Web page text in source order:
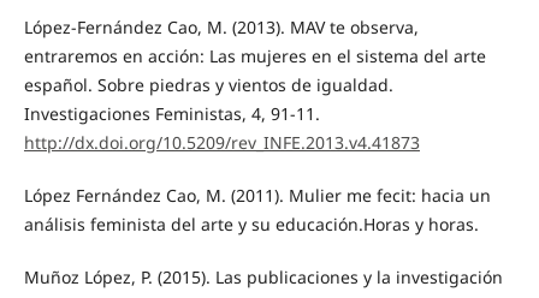
López-Fernández Cao, M. (2013). MAV te observa,
entraremos en acción: Las mujeres en el sistema del arte
español. Sobre piedras y vientos de igualdad.
Investigaciones Feministas, 4, 91-11.
http://dx.doi.org/10.5209/rev_INFE.2013.v4.41873
López Fernández Cao, M. (2011). Mulier me fecit: hacia un
análisis feminista del arte y su educación.Horas y horas.
Muñoz López, P. (2015). Las publicaciones y la investigación